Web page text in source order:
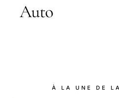
Auto
À LA UNE DE